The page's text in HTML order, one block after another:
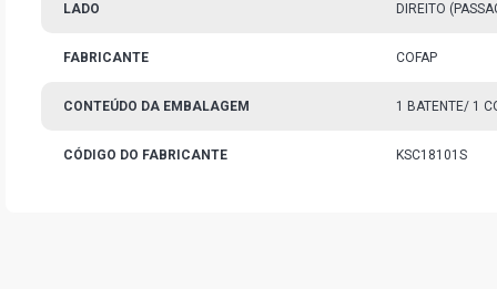
LADO DIREITO
FABRICANTE COFAP
CONTEÚDO DA EMBALAGEM 1 BATENTE/ 1
CÓDIGO DO FABRICANTE KSC18101S